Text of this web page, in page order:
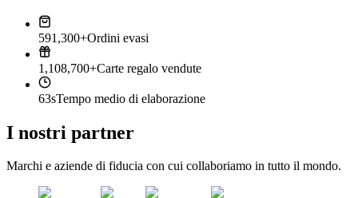
591,300+Ordini evasi
1,108,700+Carte regalo vendute
63sTempo medio di elaborazione
I nostri partner
Marchi e aziende di fiducia con cui collaboriamo in tutto il mondo.